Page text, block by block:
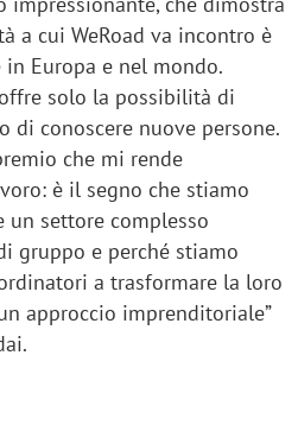
a cui WeRoad va incontro è
Europa e nel mondo.
offre solo la possibilità di
di conoscere nuove persone.
che mi rende
è il segno che stiamo
settore complesso
gruppo e perché stiamo
a trasformare la loro
approccio imprenditoriale”